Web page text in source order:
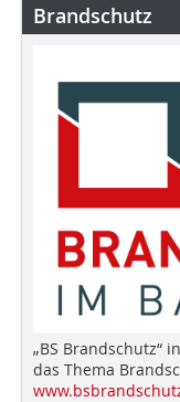
Brandschutz
„BS Brandschutz“
das Thema